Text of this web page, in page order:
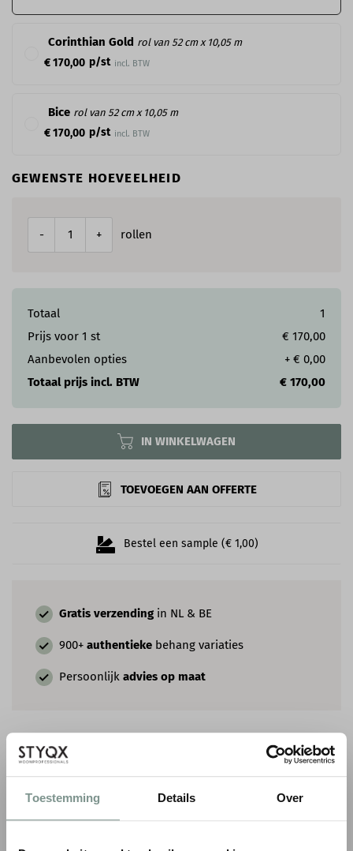
Toestemming Details Over
Gratis verzending in NL & BE
900+ authentieke behang variaties
Persoonlijk advies op maat
Corinthian Gold rol van 52 cm x 10,05 m
€ 170,00 p/st incl. BTW
Bice rol van 52 cm x 10,05 m
€ 170,00 p/st incl. BTW
GEWENSTE HOEVEELHEID
- + rollen
Totaal
1
Prijs voor 1 st
€ 170,00
Aanbevolen opties
+ € 0,00
Totaal prijs incl. BTW
€ 170,00
Bestel een sample (€ 1,00)
IN WINKELWAGEN
TOEVOEGEN AAN OFFERTE